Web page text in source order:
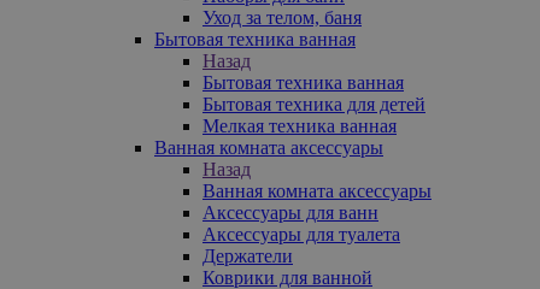
Уход за телом, баня
Бытовая техника ванная
Назад
Бытовая техника ванная
Бытовая техника для детей
Мелкая техника ванная
Ванная комната аксессуары
Назад
Ванная комната аксессуары
Аксессуары для ванн
Аксессуары для туалета
Держатели
Коврики для ванной